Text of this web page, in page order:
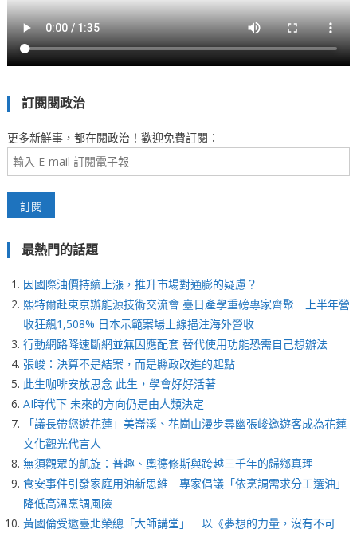
訂閱閱政治
更多新鮮事，都在閱政治！歡迎免費訂閱：
最熱門的話題
因國際油價持續上漲，推升市場對通膨的疑慮？
熙特爾赴東京辦能源技術交流會 臺日產學重磅專家齊聚 上半年營
收狂飆1,508% 日本示範案場上線挹注海外營收
行動網路降速斷網並無因應配套 替代使用功能恐需自己想辦法
張峻：決算不是結案，而是縣政改進的起點
此生咖啡安放思念 此生，學會好好活著
AI時代下 未來的方向仍是由人類決定
「議長帶您遊花蓮」美崙溪、花崗山漫步尋幽張峻邀遊客成為花蓮
文化觀光代言人
無須觀眾的凱旋：普趣、奧德修斯與跨越三千年的歸鄉真理
食安事件引發家庭用油新思維 專家倡議「依烹調需求分工選油」
降低高溫烹調風險
黃國倫受邀臺北榮總「大師講堂」 以《夢想的力量，沒有不可